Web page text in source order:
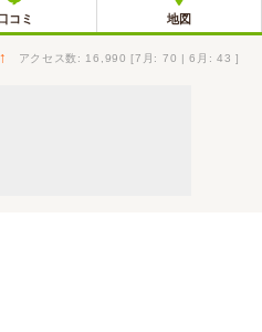
コミ 地図
↑ アクセス数: 16,990 [7月: 70 | 6月: 43 ]